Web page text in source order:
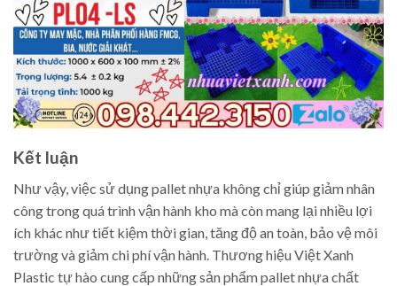
Kết luận
Như vậy, việc sử dụng pallet nhựa không chỉ giúp giảm nhân
công trong quá trình vận hành kho mà còn mang lại nhiều lợi
ích khác như tiết kiệm thời gian, tăng độ an toàn, bảo vệ môi
trường và giảm chi phí vận hành. Thương hiệu Việt Xanh
Plastic tự hào cung cấp những sản phẩm pallet nhựa chất